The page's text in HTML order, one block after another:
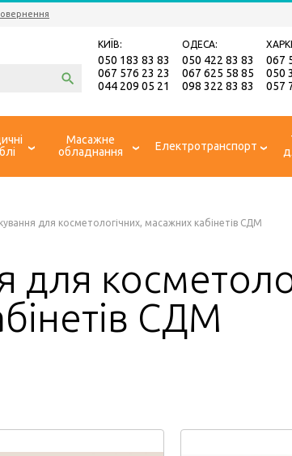
КИЇВ:
050 183 83 83
067 576 23 23
044 209 05 21
ОДЕСА:
050 422 83 83
067 625 58 85
098 322 83 83
067
050
057
Масажне
обладнання
Електротранспорт
для косметологічних, масажних кабінетів СДМ
для
СДМ